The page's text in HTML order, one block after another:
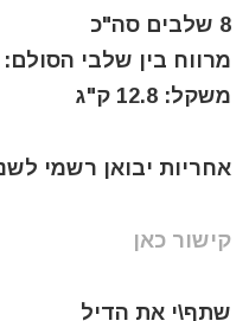
8 שלבים סה"כ
מרווח בין שלבי הסולם: 40 ס"מ
משקל: 12.8 ק"ג
אחריות יבואן רשמי
קישור כאן
שתף\י את הדיל